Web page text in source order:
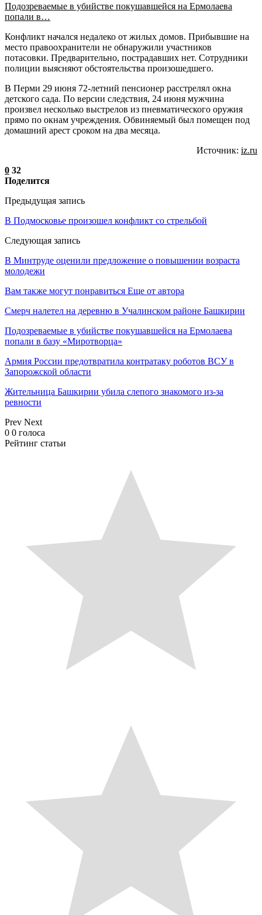
Подозреваемые в убийстве покушавшейся на Ермолаева
попали в…
Конфликт начался недалеко от жилых домов. Прибывшие на
место правоохранители не обнаружили участников
потасовки. Предварительно, пострадавших нет. Сотрудники
полиции выясняют обстоятельства произошедшего.
В Перми 29 июня 72-летний пенсионер расстрелял окна
детского сада. По версии следствия, 24 июня мужчина
произвел несколько выстрелов из пневматического оружия
прямо по окнам учреждения. Обвиняемый был помещен под
домашний арест сроком на два месяца.
Источник: iz.ru
0 32
Поделится
Предыдущая запись
В Подмосковье произошел конфликт со стрельбой
Следующая запись
В Минтруде оценили предложение о повышении возраста
молодежи
Вам также могут понравиться Еще от автора
Смерч налетел на деревню в Учалинском районе Башкирии
Подозреваемые в убийстве покушавшейся на Ермолаева
попали в базу «Миротворца»
Армия России предотвратила контратаку роботов ВСУ в
Запорожской области
Жительница Башкирии убила слепого знакомого из-за
ревности
Prev Next
0 0 голоса
Рейтинг статьи